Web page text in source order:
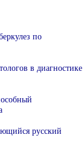
по
в диагностике
русский